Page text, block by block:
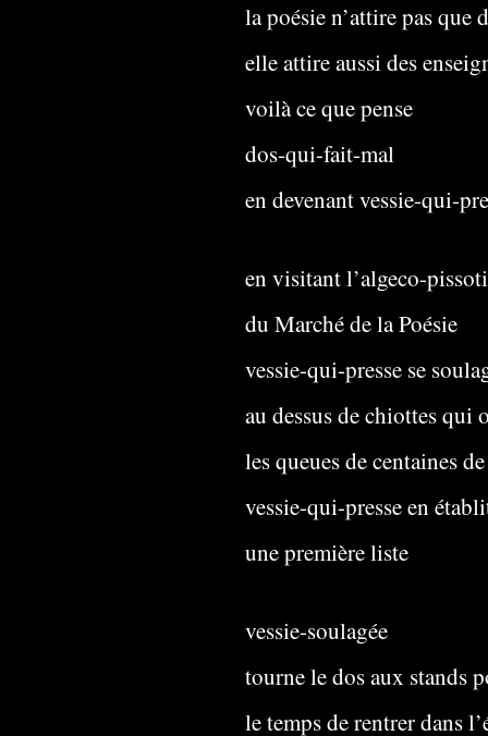
la poésie n’attire pas que
elle attire aussi des
voilà ce que pense
dos-qui-fait-mal
en devenant vessie-qui-
en visitant l’algeco-
du Marché de la Poésie
vessie-qui-presse se
au dessus de chiottes qui
les queues de centaines
vessie-qui-presse en
une première liste
vessie-soulagée
tourne le dos aux stands
le temps de rentrer dans